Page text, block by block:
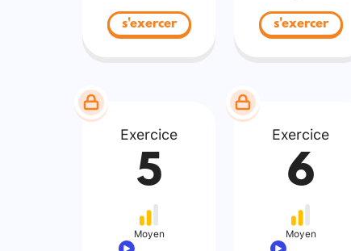
s'exercer s'exercer
Exercice
5
Moyen
Exercice
6
Moyen